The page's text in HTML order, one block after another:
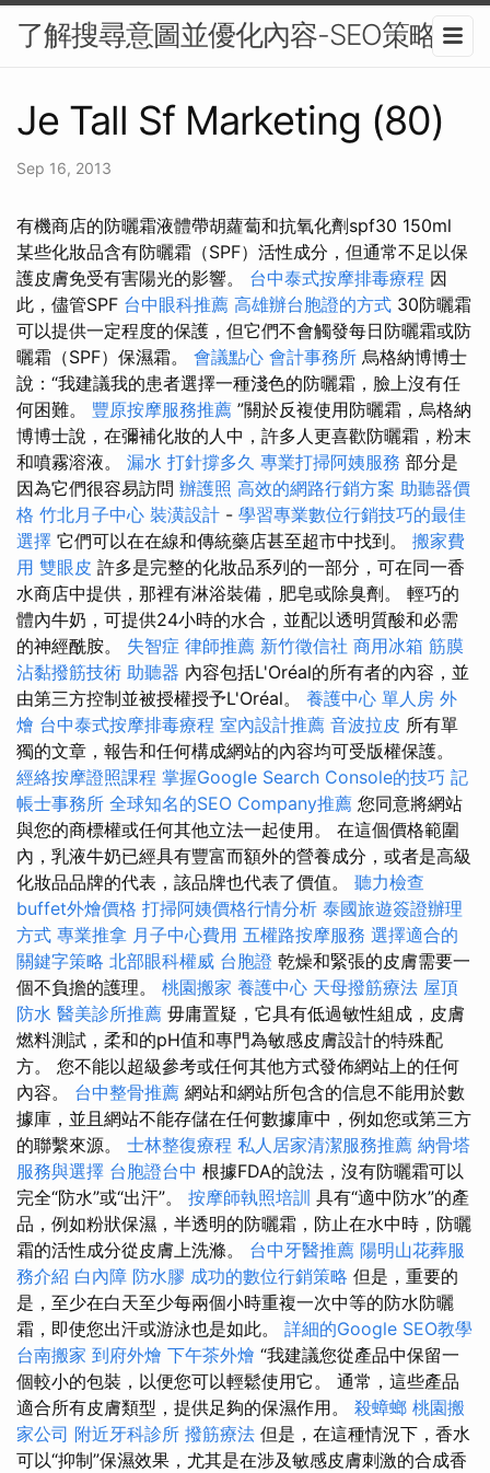
了解搜尋意圖並優化內容-SEO策略
Je Tall Sf Marketing (80)
Sep 16, 2013
有機商店的防曬霜液體帶胡蘿蔔和抗氧化劑spf30 150ml
某些化妝品含有防曬霜（SPF）活性成分，但通常不足以保
護皮膚免受有害陽光的影響。 台中泰式按摩排毒療程 因
此，儘管SPF 台中眼科推薦 高雄辦台胞證的方式 30防曬霜
可以提供一定程度的保護，但它們不會觸發每日防曬霜或防
曬霜（SPF）保濕霜。 會議點心 會計事務所 烏格納博博士
說：“我建議我的患者選擇一種淺色的防曬霜，臉上沒有任
何困難。 豐原按摩服務推薦 ”關於反複使用防曬霜，烏格納
博博士說，在彌補化妝的人中，許多人更喜歡防曬霜，粉末
和噴霧溶液。 漏水 打針撐多久 專業打掃阿姨服務 部分是
因為它們很容易訪問 辦護照 高效的網路行銷方案 助聽器價
格 竹北月子中心 裝潢設計 - 學習專業數位行銷技巧的最佳
選擇 它們可以在在線和傳統藥店甚至超市中找到。 搬家費
用 雙眼皮 許多是完整的化妝品系列的一部分，可在同一香
水商店中提供，那裡有淋浴裝備，肥皂或除臭劑。 輕巧的
體內牛奶，可提供24小時的水合，並配以透明質酸和必需
的神經酰胺。 失智症 律師推薦 新竹徵信社 商用冰箱 筋膜
沾黏撥筋技術 助聽器 內容包括L'Oréal的所有者的內容，並
由第三方控制並被授權授予L'Oréal。 養護中心 單人房 外
燴 台中泰式按摩排毒療程 室內設計推薦 音波拉皮 所有單
獨的文章，報告和任何構成網站的內容均可受版權保護。
經絡按摩證照課程 掌握Google Search Console的技巧 記
帳士事務所 全球知名的SEO Company推薦 您同意將網站
與您的商標權或任何其他立法一起使用。 在這個價格範圍
內，乳液牛奶已經具有豐富而額外的營養成分，或者是高級
化妝品品牌的代表，該品牌也代表了價值。 聽力檢查
buffet外燴價格 打掃阿姨價格行情分析 泰國旅遊簽證辦理
方式 專業推拿 月子中心費用 五權路按摩服務 選擇適合的
關鍵字策略 北部眼科權威 台胞證 乾燥和緊張的皮膚需要一
個不負擔的護理。 桃園搬家 養護中心 天母撥筋療法 屋頂
防水 醫美診所推薦 毋庸置疑，它具有低過敏性組成，皮膚
燃料測試，柔和的pH值和專門為敏感皮膚設計的特殊配
方。 您不能以超級參考或任何其他方式發佈網站上的任何
內容。 台中整骨推薦 網站和網站所包含的信息不能用於數
據庫，並且網站不能存儲在任何數據庫中，例如您或第三方
的聯繫來源。 士林整復療程 私人居家清潔服務推薦 納骨塔
服務與選擇 台胞證台中 根據FDA的說法，沒有防曬霜可以
完全“防水”或“出汗”。 按摩師執照培訓 具有“適中防水”的產
品，例如粉狀保濕，半透明的防曬霜，防止在水中時，防曬
霜的活性成分從皮膚上洗滌。 台中牙醫推薦 陽明山花葬服
務介紹 白內障 防水膠 成功的數位行銷策略 但是，重要的
是，至少在白天至少每兩個小時重複一次中等的防水防曬
霜，即使您出汗或游泳也是如此。 詳細的Google SEO教學
台南搬家 到府外燴 下午茶外燴 “我建議您從產品中保留一
個較小的包裝，以便您可以輕鬆使用它。 通常，這些產品
適合所有皮膚類型，提供足夠的保濕作用。 殺蟑螂 桃園搬
家公司 附近牙科診所 撥筋療法 但是，在這種情況下，香水
可以“抑制”保濕效果，尤其是在涉及敏感皮膚刺激的合成香